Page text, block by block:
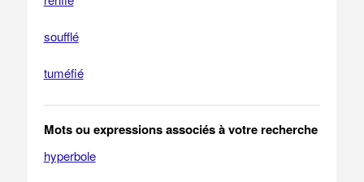
soufflé
tuméfié
Mots ou expressions associés à votre recherche
hyperbole